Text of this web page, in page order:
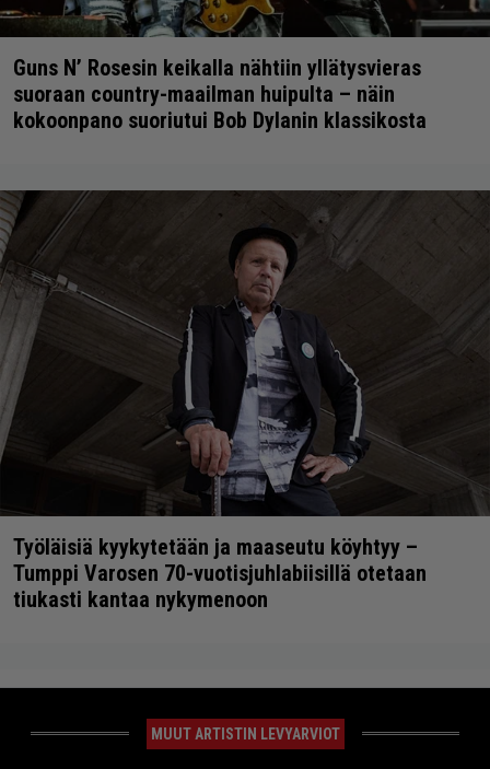
Guns N’ Rosesin keikalla nähtiin yllätysvieras
suoraan country-maailman huipulta – näin
kokoonpano suoriutui Bob Dylanin klassikosta
Työläisiä kyykytetään ja maaseutu köyhtyy –
Tumppi Varosen 70-vuotisjuhlabiisillä otetaan
tiukasti kantaa nykymenoon
MUUT ARTISTIN LEVYARVIOT